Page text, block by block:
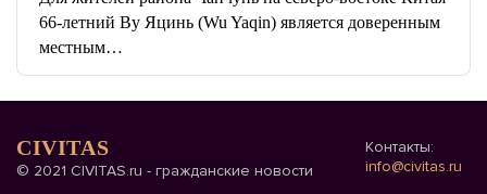
66-летний Ву Яцинь (Wu Yaqin) является доверенным
местным…
CIVITAS
© 2021 CIVITAS.ru - гражданские новости
Контакты:
info@civitas.ru